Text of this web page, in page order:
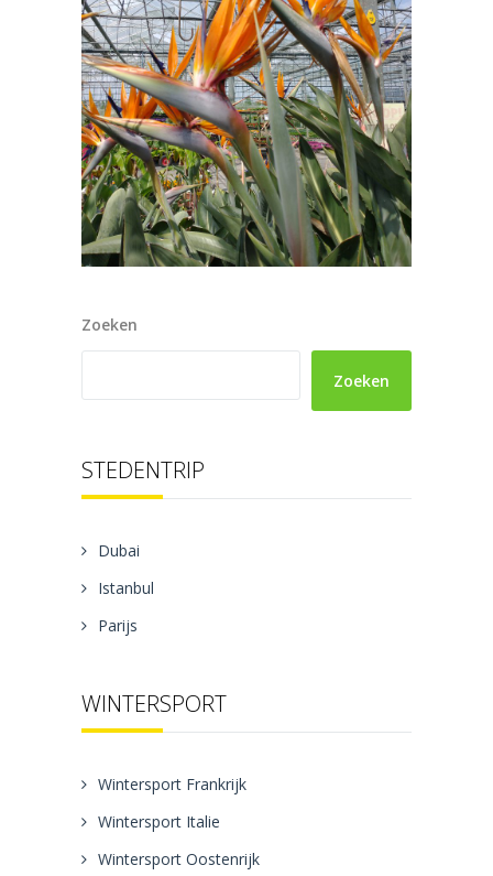
Zoeken
Zoeken
STEDENTRIP
Dubai
Istanbul
Parijs
WINTERSPORT
Wintersport Frankrijk
Wintersport Italie
Wintersport Oostenrijk